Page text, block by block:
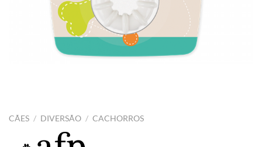
CÃES / DIVERSÃO / CACHORROS